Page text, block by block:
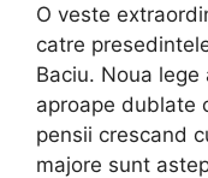
O veste
catre
Baciu. Noua
aproape dublate
pensii crescand
majore sunt